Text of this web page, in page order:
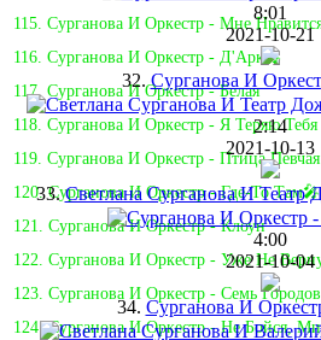
115. Сурганова И Оркестр - Мне
116. Сурганова И Оркестр - Д'Арк🎤
117. Сурганова И Оркестр - Белая
118. Сурганова И Оркестр - Я Теряю Тебя
119. Сурганова И Оркестр - Птица Певчая
120. Сурганова И Оркестр - Где-То Там🎤
121. Сурганова И Оркестр - Клоун
122. Сурганова И Оркестр - Уже Не
123. Сурганова И Оркестр - Семь Городов
124. Сурганова И Оркестр - Не Бойся,
8:01
2021-10-21
32.Сурганова И
2:14
2021-10-13
33.Светлана Сурганова И Театр
4:00
2021-10-04
34. Сурганова И